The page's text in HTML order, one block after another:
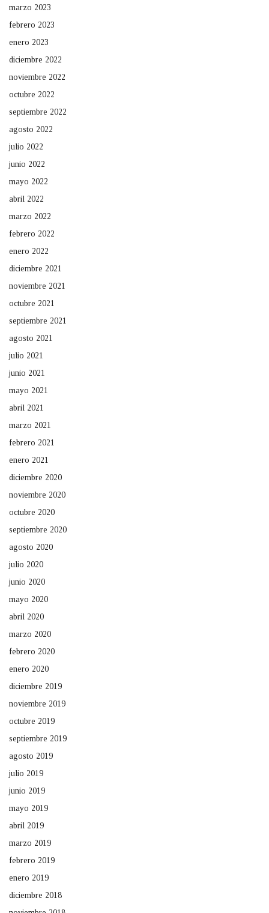
marzo 2023
febrero 2023
enero 2023
diciembre 2022
noviembre 2022
octubre 2022
septiembre 2022
agosto 2022
julio 2022
junio 2022
mayo 2022
abril 2022
marzo 2022
febrero 2022
enero 2022
diciembre 2021
noviembre 2021
octubre 2021
septiembre 2021
agosto 2021
julio 2021
junio 2021
mayo 2021
abril 2021
marzo 2021
febrero 2021
enero 2021
diciembre 2020
noviembre 2020
octubre 2020
septiembre 2020
agosto 2020
julio 2020
junio 2020
mayo 2020
abril 2020
marzo 2020
febrero 2020
enero 2020
diciembre 2019
noviembre 2019
octubre 2019
septiembre 2019
agosto 2019
julio 2019
junio 2019
mayo 2019
abril 2019
marzo 2019
febrero 2019
enero 2019
diciembre 2018